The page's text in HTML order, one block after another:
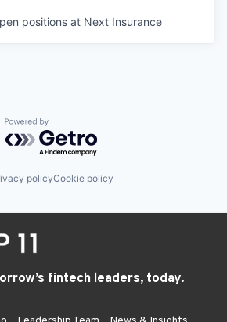
positions at Next Insurance
Powered by Getro.com
policyCookie policy
fintech leaders, today.